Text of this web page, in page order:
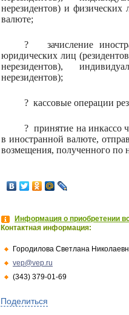
нерезидентов) и физических
валюте;
?
зачисление
юридических лиц
нерезидентов),
нерезидентов);
? кассовые операции
? принятие на инкассо
в иностранной валюте,
возмещения, полученного по
Информация о приобретении
Контактная информация:
Городилова Светлана
vep@vep.ru
(343) 379-01-69
Поделиться